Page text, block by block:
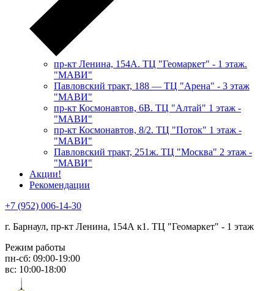
пр-кт Ленина, 154А. ТЦ "Геомаркет" - 1 этаж.
"МАВИ"
​Павловский тракт, 188 — ТЦ "Арена" - 3 этаж
"МАВИ"
пр-кт Космонавтов, 6В. ТЦ "Алтай" 1 этаж -
"МАВИ"
пр-кт Космонавтов, 8/2. ТЦ "Поток" 1 этаж -
"МАВИ"
Павловский тракт, 251ж. ТЦ "Москва" 2 этаж -
"МАВИ"
Акции!
Рекомендации
+7 (952) 006-14-30
г. Барнаул, пр-кт Ленина, 154А к1. ТЦ "Геомаркет" - 1 этаж
Режим работы
пн-сб: 09:00-19:00
вс: 10:00-18:00